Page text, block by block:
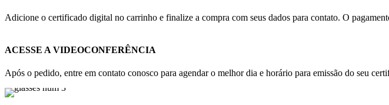
Adicione o certificado digital no carrinho e finalize a compra com seus dados para contato. O
ACESSE A VIDEOCONFERÊNCIA
Após o pedido, entre em contato conosco para agendar o melhor dia e horário para emissão do seu